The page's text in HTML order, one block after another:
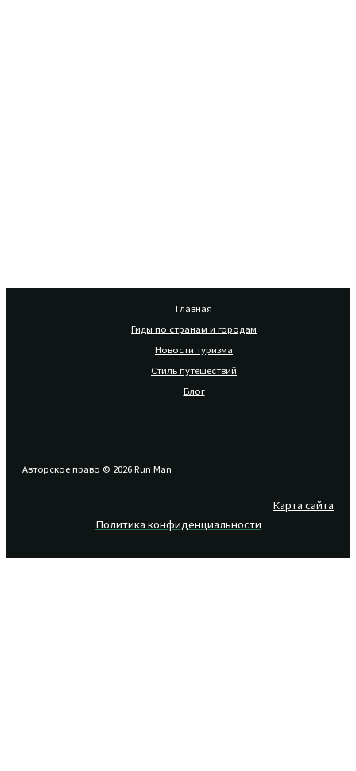
Главная
Гиды по странам и городам
Новости туризма
Стиль путешествий
Блог
Авторское право © 2026 Run Man
Карта сайта
Политика конфиденциальности